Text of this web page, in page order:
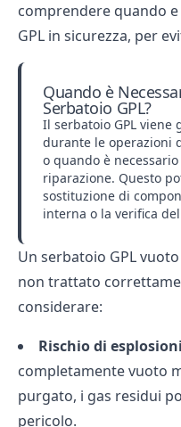
comprendere quando
GPL in sicurezza, per
Quando è
Serbatoio GPL?
Il serbatoio GPL viene
durante le operazioni
o quando è
riparazione. Questo
sostituzione di
interna o la verifica
Un serbatoio GPL
non trattato
considerare:
Rischio di
completamente vuoto
purgato, i gas residui
pericolo.